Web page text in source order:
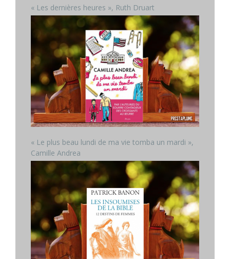
« Les dernières heures », Ruth Druart
« Le plus beau lundi de ma vie tomba un mardi »,
Camille Andrea